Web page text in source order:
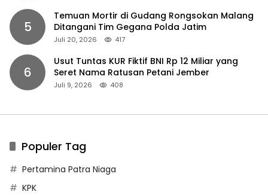
5
Temuan Mortir di Gudang Rongsokan Malang
Ditangani Tim Gegana Polda Jatim
Juli 20, 2026 417
6
Usut Tuntas KUR Fiktif BNI Rp 12 Miliar yang
Seret Nama Ratusan Petani Jember
Juli 9, 2026 408
Populer Tag
Pertamina Patra Niaga
KPK